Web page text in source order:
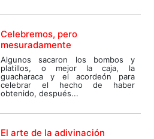
Celebremos, pero
mesuradamente
Algunos sacaron los bombos y
platillos, o mejor la caja, la
guacharaca y el acordeón para
celebrar el hecho de haber
obtenido, después...
El arte de la adivinación